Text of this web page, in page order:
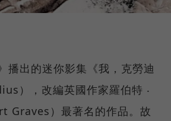
播出的迷你影集《我，克勞迪
），改編英國作家羅伯特 ‧
Graves）最著名的作品。故